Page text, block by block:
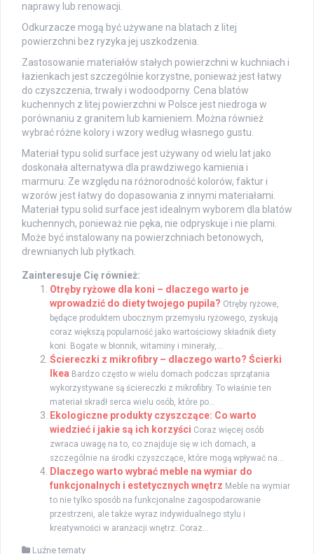
naprawy lub renowacji.
Odkurzacze mogą być używane na blatach z litej
powierzchni bez ryzyka jej uszkodzenia.
Zastosowanie materiałów stałych powierzchni w kuchniach i
łazienkach jest szczególnie korzystne, ponieważ jest łatwy
do czyszczenia, trwały i wodoodporny. Cena blatów
kuchennych z litej powierzchni w Polsce jest niedroga w
porównaniu z granitem lub kamieniem. Można również
wybrać różne kolory i wzory według własnego gustu.
Materiał typu solid surface jest używany od wielu lat jako
doskonała alternatywa dla prawdziwego kamienia i
marmuru. Ze względu na różnorodność kolorów, faktur i
wzorów jest łatwy do dopasowania z innymi materiałami.
Materiał typu solid surface jest idealnym wyborem dla blatów
kuchennych, ponieważ nie pęka, nie odpryskuje i nie plami.
Może być instalowany na powierzchniach betonowych,
drewnianych lub płytkach.
Zainteresuje Cię również:
Otręby ryżowe dla koni – dlaczego warto je
wprowadzić do diety twojego pupila? Otręby ryżowe,
będące produktem ubocznym przemysłu ryżowego, zyskują
coraz większą popularność jako wartościowy składnik diety
koni. Bogate w błonnik, witaminy i minerały,...
Ściereczki z mikrofibry – dlaczego warto? Ścierki
Ikea Bardzo często w wielu domach podczas sprzątania
wykorzystywane są ściereczki z mikrofibry. To właśnie ten
materiał skradł serca wielu osób, które po...
Ekologiczne produkty czyszczące: Co warto
wiedzieć i jakie są ich korzyści Coraz więcej osób
zwraca uwagę na to, co znajduje się w ich domach, a
szczególnie na środki czyszczące, które mogą wpływać na...
Dlaczego warto wybrać meble na wymiar do
funkcjonalnych i estetycznych wnętrz Meble na wymiar
to nie tylko sposób na funkcjonalne zagospodarowanie
przestrzeni, ale także wyraz indywidualnego stylu i
kreatywności w aranżacji wnętrz. Coraz...
Luźne tematy